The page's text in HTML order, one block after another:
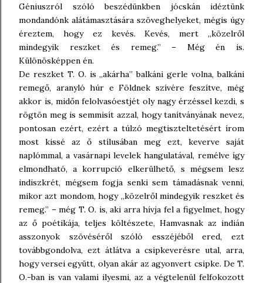
Géniuszról szóló beszédünkben jócskán idéztünk
mondandónk alátámasztására szöveghelyeket, mégis úgy
éreztem, hogy ez kevés. Kevés, mert „közelről
mindegyik reszket és remeg.” – Még én is.
Különösképpen én.
De reszket T. O. is „akárha” balkáni gerle volna, balkáni
remegő, aranyló húr e Földnek szívére feszítve, még
akkor is, midőn felolvasóestjét oly nagy érzéssel kezdi, s
rögtön meg is semmisít azzal, hogy tanítványának nevez,
pontosan ezért, ezért a túlzó megtiszteltetésért írom
most kissé az ő stílusában meg ezt, keverve saját
naplómmal, a vasárnapi levelek hangulatával, remélve így
elmondható, a korrupció elkerülhető, s mégsem lesz
indiszkrét, mégsem fogja senki sem támadásnak venni,
mikor azt mondom, hogy „közelről mindegyik reszket és
remeg.” – még T. O. is, aki arra hívja fel a figyelmet, hogy
az ő poétikája, teljes költészete, Hamvasnak az indián
asszonyok szövéséről szóló esszéjéből ered, ezt
továbbgondolva, ezt átlátva a csipkeverésre utal, arra,
hogy versei együtt, olyan akár az agyonvert csipke. De T.
O.-ban is van valami ilyesmi, az a végtelenül felfokozott